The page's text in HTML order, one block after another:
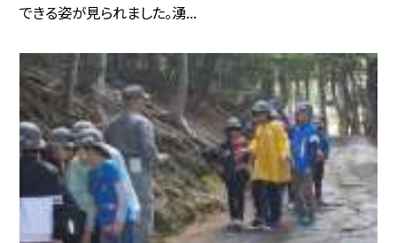
できる姿が見られました。湧...